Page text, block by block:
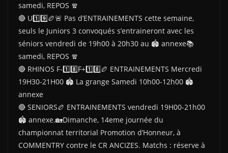
samedi, REPOS 🧣
🔴 U1️⃣9️⃣🏉🚨 Pas d’ENTRAINEMENTS cette semaine,
seuls le Juniors 3 convoqués s’entraineront avec les
séniors vendredi de 19h00 à 20h30 au 🏟 annexe📚
samedi, REPOS 🧣
🔴 RHINOS F-1️⃣8️⃣F+1️⃣8️⃣🏉 ENTRAINEMENTS Mercredi
19H30-21H00 🏟 La grange Samedi 10h00-12h00 🏟
annexe
🔴 SENIORS🏉 ENTRAINEMENTS vendredi 19H00-21h00
🏟 annexe.🏡Dimanche, 14eme journée du
championnat territorial Promotion d’Honneur, à
COMMENTRY contre le CR ANCIZES. Matchs : réserve à